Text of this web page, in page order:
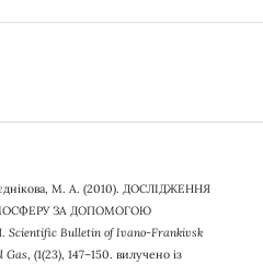
М. А. (2010). ДОСЛІДЖЕННЯ
ЗА ДОПОМОГОЮ
Scientific Bulletin of Ivano-Frankivsk
Gas, (1(23), 147–150. вилучено із